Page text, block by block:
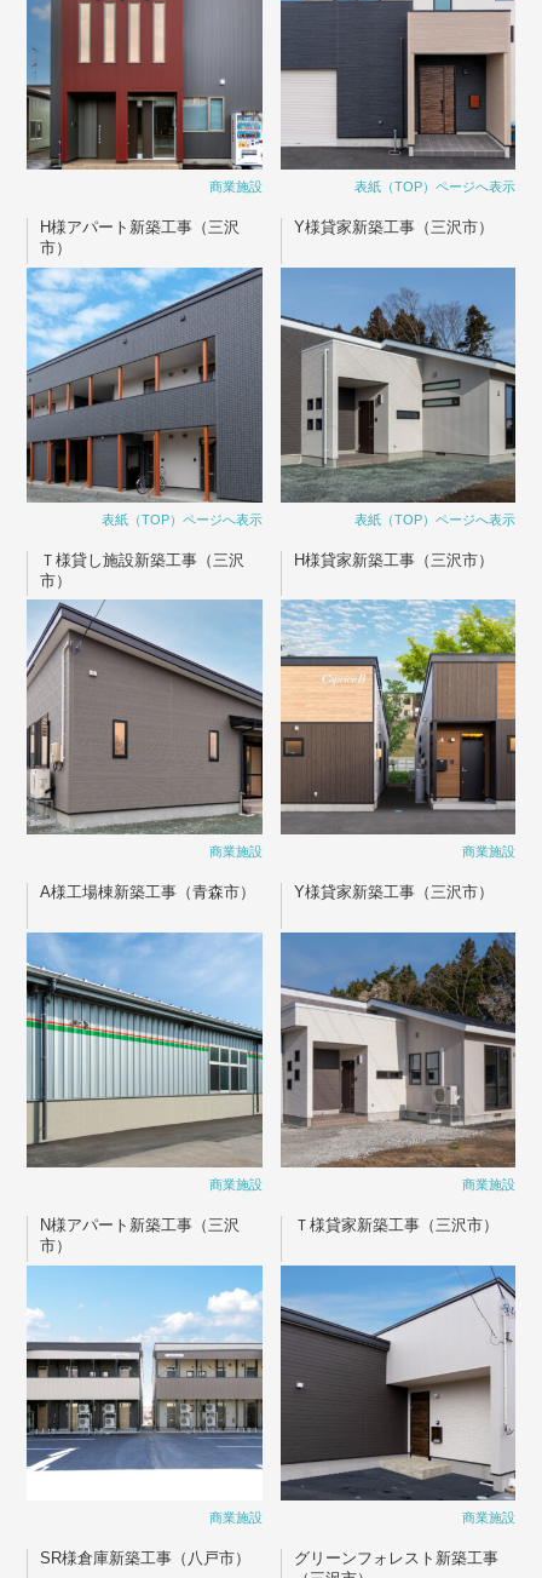
商業施設 表紙（TOP）ページへ表示
H様アパート新築工事（三沢
市）
表紙（TOP）ページへ表示
Y様貸家新築工事（三沢市）
表紙（TOP）ページへ表示
Ｔ様貸し施設新築工事（三沢
市）
商業施設
H様貸家新築工事（三沢市）
商業施設
A様工場棟新築工事（青森市）
商業施設
Y様貸家新築工事（三沢市）
商業施設
N様アパート新築工事（三沢
市）
商業施設
Ｔ様貸家新築工事（三沢市）
商業施設
SR様倉庫新築工事（八戸市）
グリーンフォレスト新築工事